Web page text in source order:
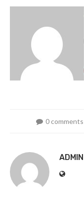
0 comments
ADMIN